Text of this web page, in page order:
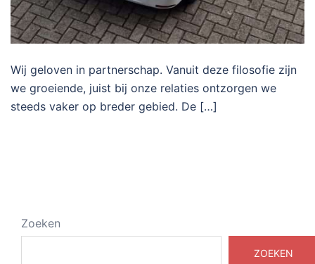
Wij geloven in partnerschap. Vanuit deze filosofie zijn
we groeiende, juist bij onze relaties ontzorgen we
steeds vaker op breder gebied. De […]
Zoeken
ZOEKEN